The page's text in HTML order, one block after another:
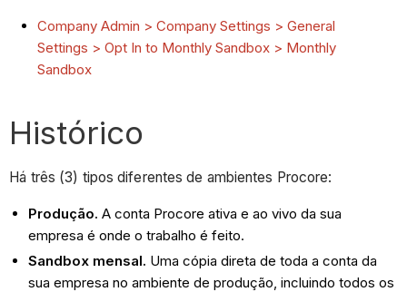
Company Admin > Company Settings > General
Settings > Opt In to Monthly Sandbox > Monthly
Sandbox
Histórico
Há três (3) tipos diferentes de ambientes Procore:
Produção. A conta Procore ativa e ao vivo da sua
empresa é onde o trabalho é feito.
Sandbox mensal. Uma cópia direta de toda a conta da
sua empresa no ambiente de produção, incluindo todos os